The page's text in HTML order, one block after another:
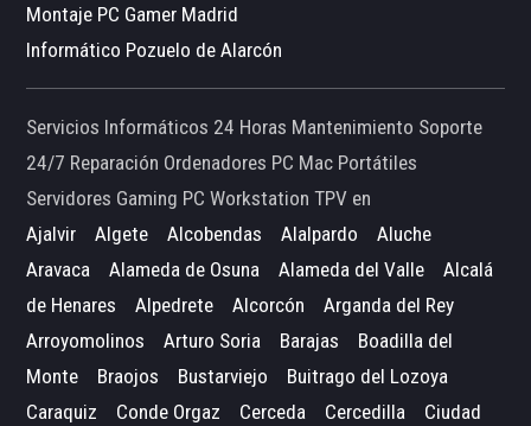
Montaje PC Gamer Madrid
Informático Pozuelo de Alarcón
Servicios Informáticos 24 Horas Mantenimiento Soporte
24/7 Reparación Ordenadores PC Mac Portátiles
Servidores Gaming PC Workstation TPV en
Ajalvir
Algete Alcobendas Alalpardo
Aluche
Aravaca
Alameda de Osuna Alameda del Valle
Alcalá
de Henares
Alpedrete Alcorcón
Arganda del Rey
Arroyomolinos
Arturo Soria Barajas
Boadilla del
Monte
Braojos Bustarviejo
Buitrago del Lozoya
Caraquiz
Conde Orgaz Cerceda Cercedilla
Ciudad